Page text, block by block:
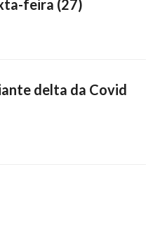
feira (27)
delta da Covid